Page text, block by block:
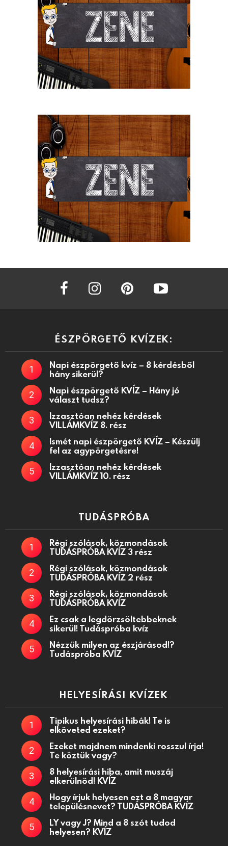
facebook instagram
ÉSZPÖRGETŐ KVÍZEK:
Napi észpörgető kvíz – 8 kérdésből
hány sikerül?
Napi észpörgető KVÍZ – Hány jó
választ tudsz?
Izzasztóan nehéz kérdések
VILLÁMKVÍZ 8. rész
Ismét napi észpörgető KVÍZ – Készülj
fel az agypörgetésre!
Izzasztóan nehéz kérdések
VILLÁMKVÍZ 10. rész
TUDÁSPRÓBA
Régi szólások, közmondások
TUDÁSPRÓBA KVÍZ 3 rész
Régi szólások, közmondások
TUDÁSPRÓBA KVÍZ 2 rész
Régi szólások, közmondások
TUDÁSPRÓBA KVÍZ
Ez csak a legdörzsöltebbeknek
sikerül! Tudáspróba kvíz
Nézzük milyen az észjárásod!?
Tudáspróba KVÍZ
HELYESÍRÁSI KVÍZEK
Tipikus helyesírási hibák! Te is
elköveted ezeket?
Ezeket majdnem mindenki rosszul írja!
Te köztük vagy?
8 helyesírási hiba, amit muszáj
elkerülnöd! KVÍZ
Hogy írjuk helyesen ezt a 8 magyar
településnevet? TUDÁSPRÓBA KVÍZ
LY vagy J? Mind a 8 szót tudod
helyesen? KVÍZ